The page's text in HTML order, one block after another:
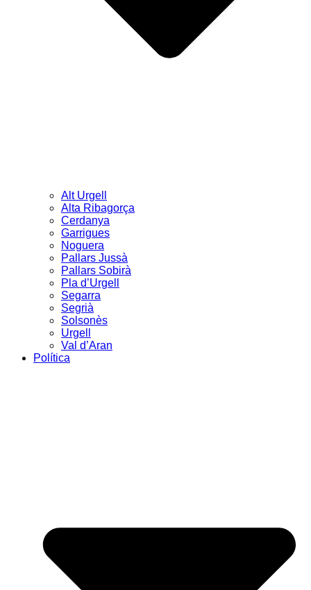
Alt Urgell
Alta Ribagorça
Cerdanya
Garrigues
Noguera
Pallars Jussà
Pallars Sobirà
Pla d’Urgell
Segarra
Segrià
Solsonès
Urgell
Val d’Aran
Política